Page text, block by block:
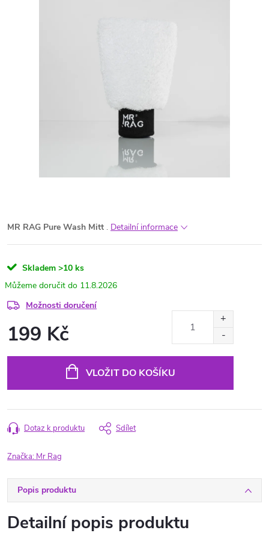
MR RAG Pure Wash Mitt . Detailní informace
Skladem >10 ks
11.8.2026
Možnosti doručení
199 Kč
VLOŽIT DO KOŠÍKU
Dotaz k produktu Sdílet
Značka: Mr Rag
Popis produktu
Detailní popis produktu